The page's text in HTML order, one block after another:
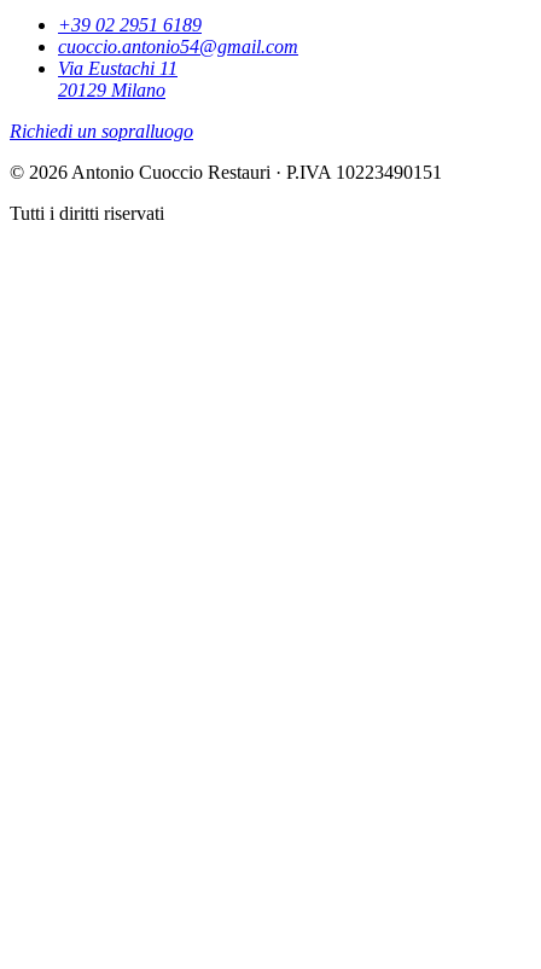
+39 02 2951 6189
cuoccio.antonio54@gmail.com
Via Eustachi 11
20129 Milano
Richiedi un sopralluogo
© 2026 Antonio Cuoccio Restauri · P.IVA 10223490151
Tutti i diritti riservati